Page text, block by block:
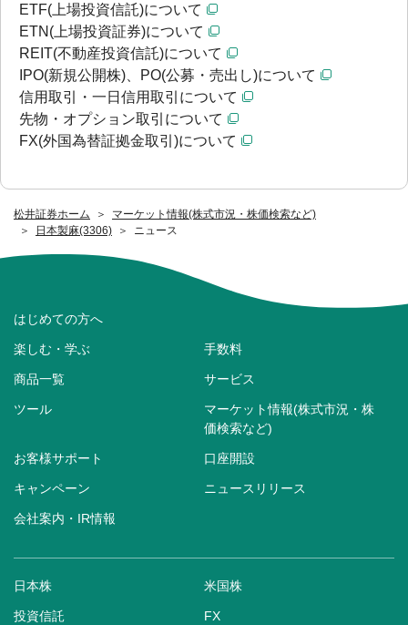
松井証券ホーム
マーケット情報(株式市況・株価検索など)
日本製麻(3306)
ニュース
ETF(上場投資信託)について
ETN(上場投資証券)について
REIT(不動産投資信託)について
IPO(新規公開株)、PO(公募・売出し)について
信用取引・一日信用取引について
先物・オプション取引について
FX(外国為替証拠金取引)について
はじめての方へ
楽しむ・学ぶ 手数料
商品一覧 サービス
ツール
マーケット情報(株式市況・株
価検索など)
お客様サポート 口座開設
キャンペーン ニュースリリース
会社案内・IR情報
日本株 米国株
投資信託 FX